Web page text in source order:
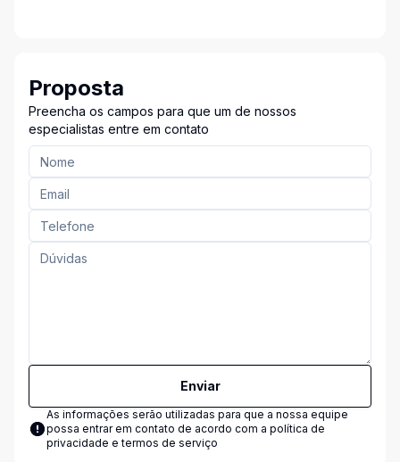
Proposta
Preencha os campos para que um de nossos
especialistas entre em contato
Enviar
As informações serão utilizadas para que a nossa equipe
possa entrar em contato de acordo com a política de
privacidade e termos de serviço